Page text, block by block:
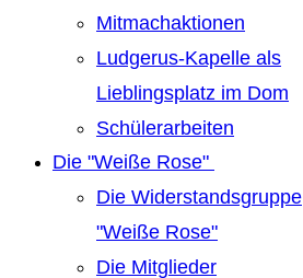
Mitmachaktionen
Ludgerus-Kapelle als
Lieblingsplatz im Dom
Schülerarbeiten
Die "Weiße Rose"
Die Widerstandsgruppe
"Weiße Rose"
Die Mitglieder